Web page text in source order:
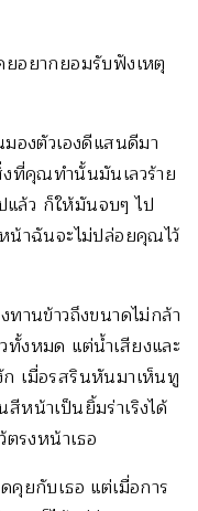
อยากยอมรับฟังเหตุ
องตัวเองดีแสนดีมา
ที่คุณทำนั้นมันเลวร้าย
แล้ว ก็ให้มันจบๆ ไป
น้าฉันจะไม่ปล่อยคุณไว้
านข้าวถึงขนาดไม่กล้า
วทั้งหมด แต่น้ำเสียงและ
เมื่อรสรินหันมาเห็นทู
หน้าเป็นยิ้มร่าเริงได้
รงหน้าเธอ
ยกับเธอ แต่เมื่อการ